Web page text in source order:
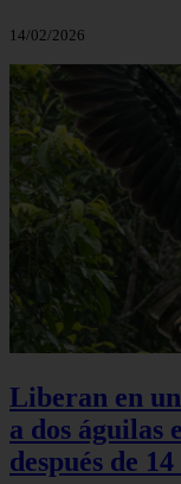
14/02/2026
Liberan en
a dos águilas
después de